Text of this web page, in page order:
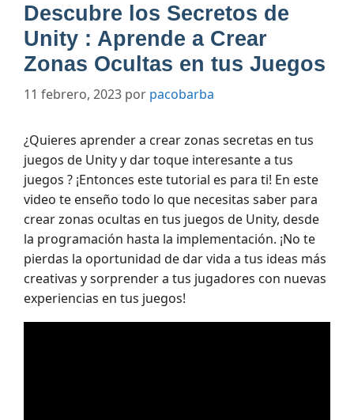
Descubre los Secretos de
Unity : Aprende a Crear
Zonas Ocultas en tus Juegos
11 febrero, 2023 por pacobarba
¿Quieres aprender a crear zonas secretas en tus
juegos de Unity y dar toque interesante a tus
juegos ? ¡Entonces este tutorial es para ti! En este
video te enseño todo lo que necesitas saber para
crear zonas ocultas en tus juegos de Unity, desde
la programación hasta la implementación. ¡No te
pierdas la oportunidad de dar vida a tus ideas más
creativas y sorprender a tus jugadores con nuevas
experiencias en tus juegos!